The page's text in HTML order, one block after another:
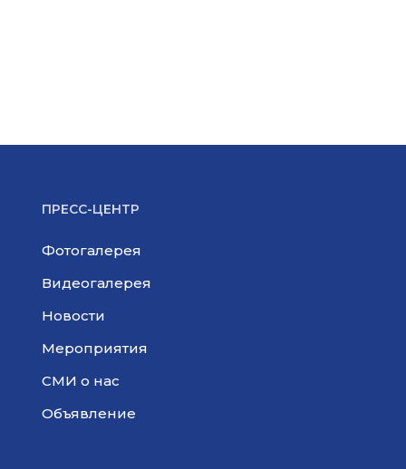
ПРЕСС-ЦЕНТР
Фотогалерея
Видеогалерея
Новости
Мероприятия
СМИ о нас
Объявление